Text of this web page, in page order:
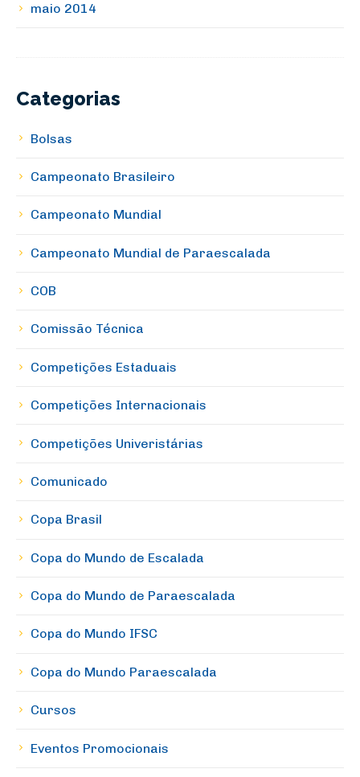
maio 2014
Categorias
Bolsas
Campeonato Brasileiro
Campeonato Mundial
Campeonato Mundial de Paraescalada
COB
Comissão Técnica
Competições Estaduais
Competições Internacionais
Competições Univeristárias
Comunicado
Copa Brasil
Copa do Mundo de Escalada
Copa do Mundo de Paraescalada
Copa do Mundo IFSC
Copa do Mundo Paraescalada
Cursos
Eventos Promocionais